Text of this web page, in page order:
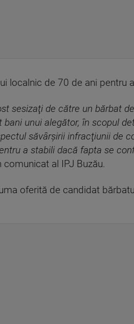
localnic de 70 de ani pentru
sesizaţi de către un bărbat
unui alegător, în scopul
săvârşirii infracţiunii de
a stabili dacă fapta se
comunicat al IPJ Buzău.
oferită de candidat